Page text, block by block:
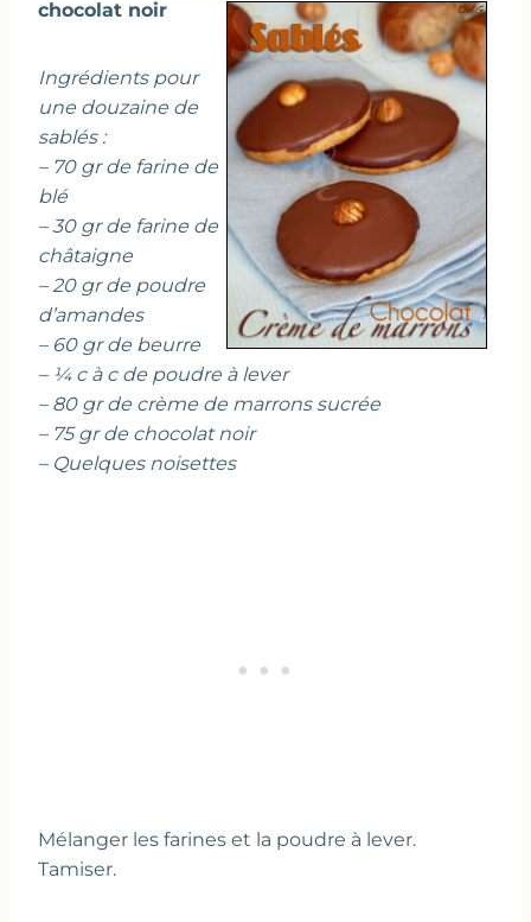
chocolat noir
Ingrédients pour
une douzaine de
sablés :
– 70 gr de farine de
blé
– 30 gr de farine de
châtaigne
– 20 gr de poudre
d’amandes
– 60 gr de beurre
– ¼ c à c de poudre à lever
– 80 gr de crème de marrons sucrée
– 75 gr de chocolat noir
– Quelques noisettes
Mélanger les farines et la poudre à lever.
Tamiser.